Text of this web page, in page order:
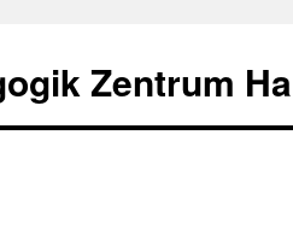
Zentrum